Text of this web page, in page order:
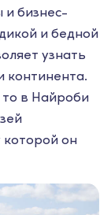
бизнес-
и бедной
узнать
континента.
в Найроби
он